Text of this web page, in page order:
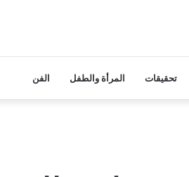
تحقيقات المرأة والطفل الفن